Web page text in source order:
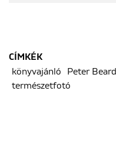
CÍMKÉK
könyvajánló
Peter Beard
természetfotó